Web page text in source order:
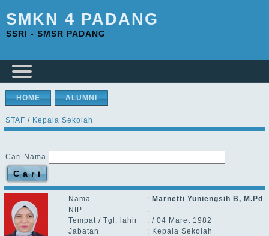
SMKN 4 PADANG
SSRI - SMSR PADANG
HOME ALUMNI
STAF / Kepala Sekolah
Cari Nama
Nama : Marnetti Yuniengsih B, M.Pd
NIP
:
Tempat / Tgl. lahir
: / 04 Maret 1982
Jabatan
: Kepala Sekolah